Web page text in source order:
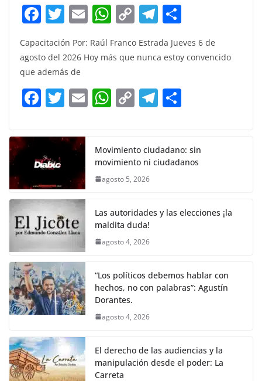
F
c
e
b
o
k
T
itt
er
E
ai
W
at
A
p
C
p
Li
n
T
e
a
m
ar
e
Capacitación Por: Raúl Franco Estrada Jueves 6 de
agosto del 2026 Hoy más que nunca estoy convencido
que además de
F
c
e
b
o
o
k
T
itt
er
E W
s
A
p
C
y
Li
k
T
gr
a
e
Movimiento ciudadano: sin
movimiento ni ciudadanos
agosto 5, 2026
Las autoridades y las elecciones ¡la
maldita duda!
agosto 4, 2026
“Los políticos debemos hablar con
hechos, no con palabras”: Agustín
Dorantes.
agosto 4, 2026
El derecho de las audiencias y la
manipulación desde el poder: La
Carreta